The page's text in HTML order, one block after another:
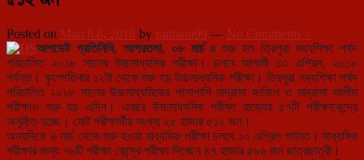
Posted on March 8, 2018 by santanu99 — No Comments ↓
আপডেট প্রতিনিধি, আগরতলা, ০৮ মার্চ ৷৷ শুরু হল ত্রিপুরা মধ্যশিক্ষা পর্ষদ
পরিচালিত ২০১৮ সালের উচ্চমাধ্যমিক পরীক্ষা। চলবে আগামী ১৩ এপ্রিল, ২০১৮
পর্যন্ত। বৃহস্পতিবার ১২টা থেকে শুরু হয় উচ্চমাধ্যমিক পরীক্ষা। ত্রিপুরা মধ্যশিক্ষা পর্ষদ
পরিচালিত ২০১৮ সালের উচ্চমাধ্যমিকের পাশাপাশি মাদ্রাসা ফাজিল ও মাদ্রাসা আলীম
পরীক্ষাও শুরু হয় এদিন। এবছর উচ্চমাধ্যমিক পরীক্ষা রাজ্যের ৫৭টি পরীক্ষাকেন্দ্রে
অনুষ্ঠিত হচ্ছে। মোট পরীক্ষার্থীর সংখ্যা ২৫ হাজার ৫১২ জন।
অন্যদিকে ৬ মার্চ থেকে শুরু হওয়া মাধ্যমিক পরীক্ষা চলবে ১০ এপ্রিল পর্যন্ত। মাধ্যমিক
পরীক্ষার জন্য ৭৬টি পরীক্ষা কেন্দ্রে পরীক্ষা দিচ্ছেন ৪৭ হাজার ৫৯৬ জন ছাত্রছাত্রী।